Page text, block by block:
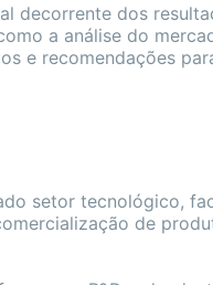
decorrente dos
a análise do
e recomendações
setor tecnológico,
de